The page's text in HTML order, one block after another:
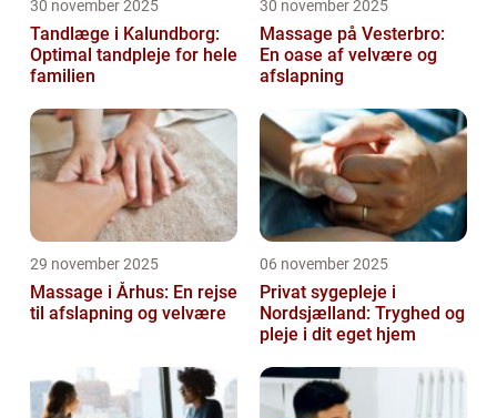
30 november 2025
Tandlæge i Kalundborg:
Optimal tandpleje for hele
familien
30 november 2025
Massage på Vesterbro:
En oase af velvære og
afslapning
29 november 2025
Massage i Århus: En rejse
til afslapning og velvære
06 november 2025
Privat sygepleje i
Nordsjælland: Tryghed og
pleje i dit eget hjem